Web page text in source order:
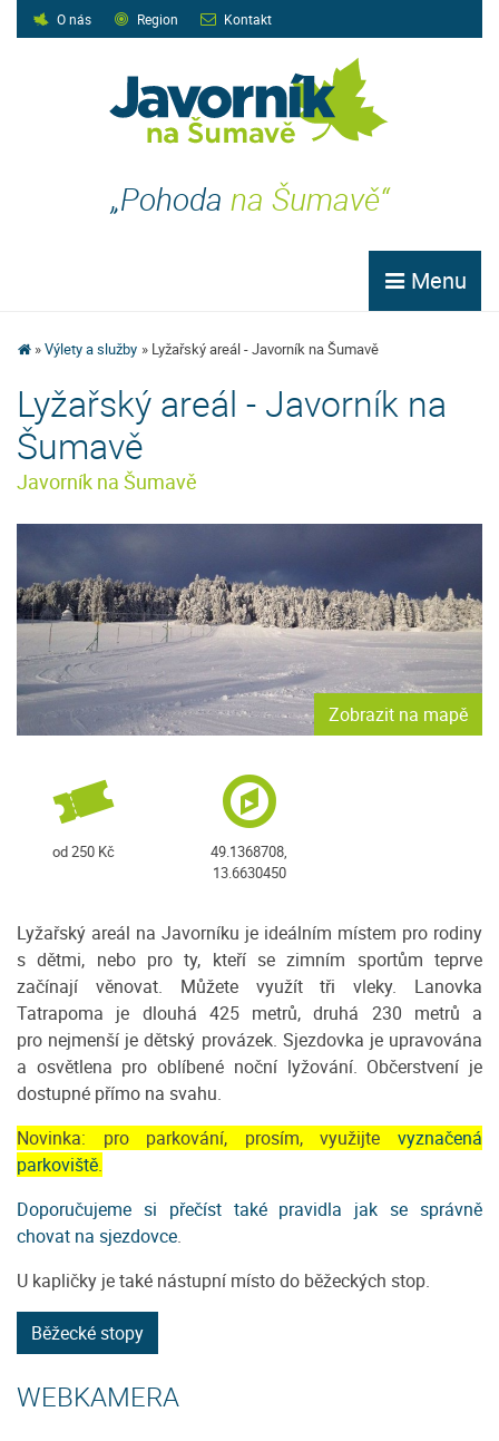
O nás Region Kontakt
„Pohoda na Šumavě“
Menu
Výlety a služby Lyžařský areál - Javorník na Šumavě
Lyžařský areál - Javorník na
Šumavě
Javorník na Šumavě
Zobrazit na mapě
od 250 Kč
49.1368708,
13.6630450
Lyžařský areál na Javorníku je ideálním místem pro rodiny
s dětmi, nebo pro ty, kteří se zimním sportům teprve
začínají věnovat. Můžete využít tři vleky. Lanovka
Tatrapoma je dlouhá 425 metrů, druhá 230 metrů a
pro nejmenší je dětský provázek. Sjezdovka je upravována
a osvětlena pro oblíbené noční lyžování. Občerstvení je
dostupné přímo na svahu.
Novinka: pro parkování, prosím, využijte vyznačená
parkoviště.
Doporučujeme si přečíst také pravidla jak se správně
chovat na sjezdovce.
U kapličky je také nástupní místo do běžeckých stop.
Běžecké stopy
WEBKAMERA